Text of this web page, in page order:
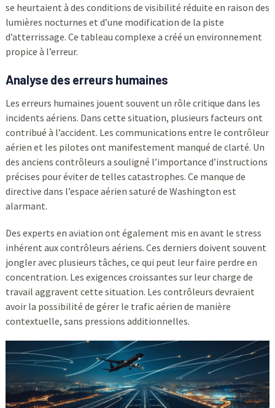
se heurtaient à des conditions de visibilité réduite en raison des
lumières nocturnes et d’une modification de la piste
d’atterrissage. Ce tableau complexe a créé un environnement
propice à l’erreur.
Analyse des erreurs humaines
Les erreurs humaines jouent souvent un rôle critique dans les
incidents aériens. Dans cette situation, plusieurs facteurs ont
contribué à l’accident. Les communications entre le contrôleur
aérien et les pilotes ont manifestement manqué de clarté. Un
des anciens contrôleurs a souligné l’importance d’instructions
précises pour éviter de telles catastrophes. Ce manque de
directive dans l’espace aérien saturé de Washington est
alarmant.
Des experts en aviation ont également mis en avant le stress
inhérent aux contrôleurs aériens. Ces derniers doivent souvent
jongler avec plusieurs tâches, ce qui peut leur faire perdre en
concentration. Les exigences croissantes sur leur charge de
travail aggravent cette situation. Les contrôleurs devraient
avoir la possibilité de gérer le trafic aérien de manière
contextuelle, sans pressions additionnelles.